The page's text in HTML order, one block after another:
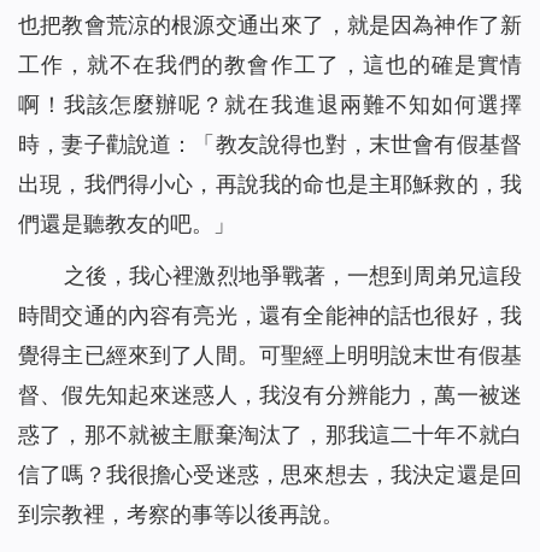
也把教會荒涼的根源交通出來了，就是因為神作了新
工作，就不在我們的教會作工了，這也的確是實情
啊！我該怎麼辦呢？就在我進退兩難不知如何選擇
時，妻子勸說道：「教友說得也對，末世會有假基督
出現，我們得小心，再說我的命也是主耶穌救的，我
們還是聽教友的吧。」
之後，我心裡激烈地爭戰著，一想到周弟兄這段
時間交通的內容有亮光，還有全能神的話也很好，我
覺得主已經來到了人間。可聖經上明明說末世有假基
督、假先知起來迷惑人，我沒有分辨能力，萬一被迷
惑了，那不就被主厭棄淘汰了，那我這二十年不就白
信了嗎？我很擔心受迷惑，思來想去，我決定還是回
到宗教裡，考察的事等以後再說。